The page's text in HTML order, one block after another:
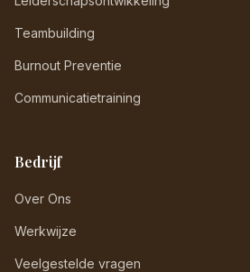
Teambuilding
Burnout Preventie
Communicatietraining
Bedrijf
Over Ons
Werkwijze
Veelgestelde vragen